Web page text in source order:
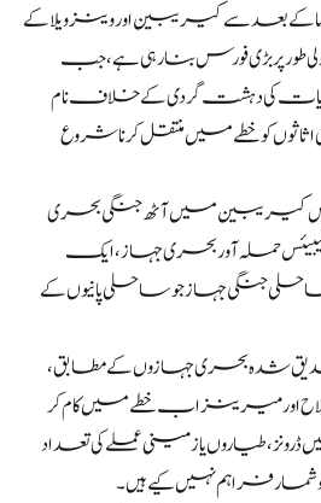
بعد سے کیریبین اور وینزویلا کے
طور پر بڑی فورس بنا رہی ہے، جب
کی دہشت گردی کے خلاف نام
کو خطے میں منتقل کرنا شروع
میں آٹھ جنگی بحری
حملہ آور بحری جہاز، ایک
جنگی جہاز جو ساحلی پانیوں کے
شدہ بحری جہازوں کے مطابق،
6,000 سے زیادہ ملاح اور میرینز اب خطے میں کام کر
طیاروں یا زمینی عملے کی تعداد
فراہم نہیں کیے ہیں۔